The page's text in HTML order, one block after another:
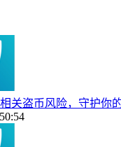
关盗币风险，守护你